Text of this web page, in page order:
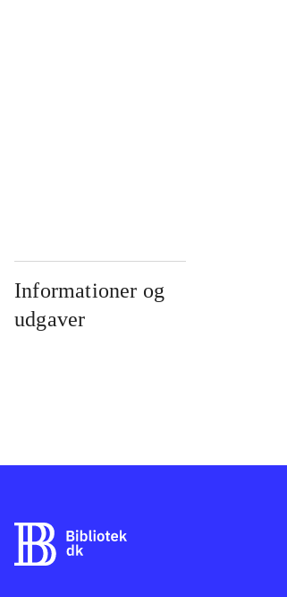
Informationer og
udgaver